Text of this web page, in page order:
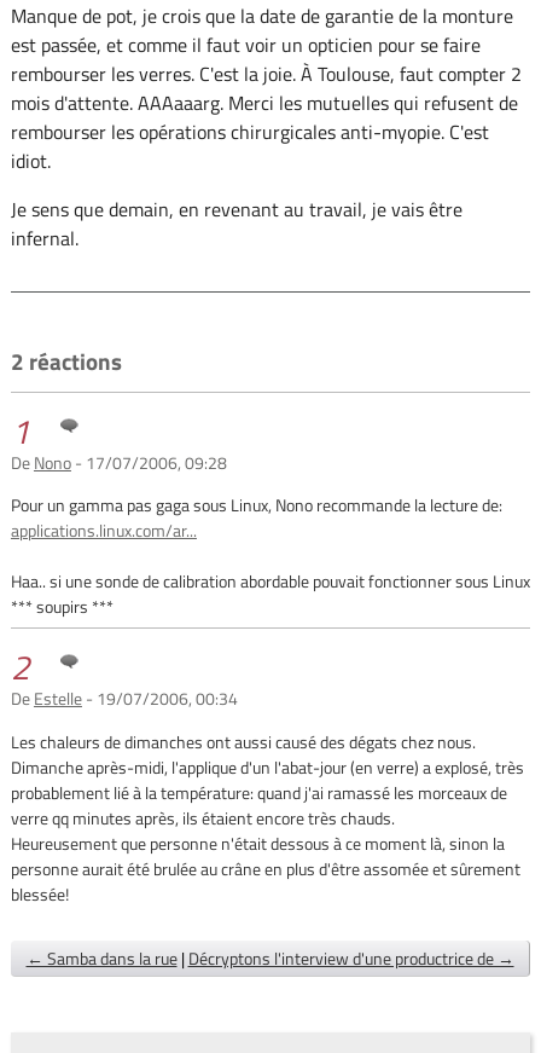
Manque de pot, je crois que la date de garantie de la monture
est passée, et comme il faut voir un opticien pour se faire
rembourser les verres. C'est la joie. À Toulouse, faut compter 2
mois d'attente. AAAaaarg. Merci les mutuelles qui refusent de
rembourser les opérations chirurgicales anti-myopie. C'est
idiot.
Je sens que demain, en revenant au travail, je vais être
infernal.
2 réactions
1
DeNono- 17/07/2006, 09:28
Pour un gamma pas gaga sous Linux, Nono recommande la lecture de:
applications.linux.com/ar...
Haa.. si une sonde de calibration abordable pouvait fonctionner sous Linux
*** soupirs ***
2
DeEstelle- 19/07/2006, 00:34
Les chaleurs de dimanches ont aussi causé des dégats chez nous.
Dimanche après-midi, l'applique d'un l'abat-jour (en verre) a explosé, très
probablement lié à la température: quand j'ai ramassé les morceaux de
verre qq minutes après, ils étaient encore très chauds.
Heureusement que personne n'était dessous à ce moment là, sinon la
personne aurait été brulée au crâne en plus d'être assomée et sûrement
blessée!
← Samba dans la rue | Décryptons l'interview d'une productrice de →